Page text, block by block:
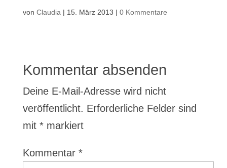
von Claudia | 15. März 2013 | 0 Kommentare
Kommentar absenden
Deine E-Mail-Adresse wird nicht
veröffentlicht. Erforderliche Felder sind
mit *markiert
Kommentar *